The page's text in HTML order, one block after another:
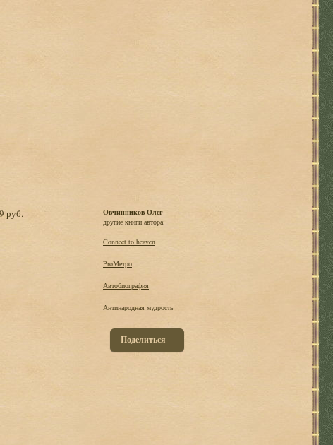
руб.
Овчинников Олег
другие книги автора:
Connect to heaven
ProМетро
Автобиография
Антинародная мудрость
Поделиться